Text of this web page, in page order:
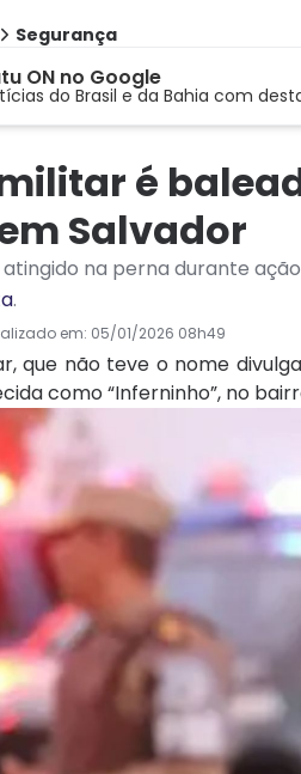
Segurança
ON no Google
do Brasil e da Bahia com
é
Salvador
na perna durante
.
em: 05/01/2026 08h49
que não teve o nome
como “Inferninho”, no